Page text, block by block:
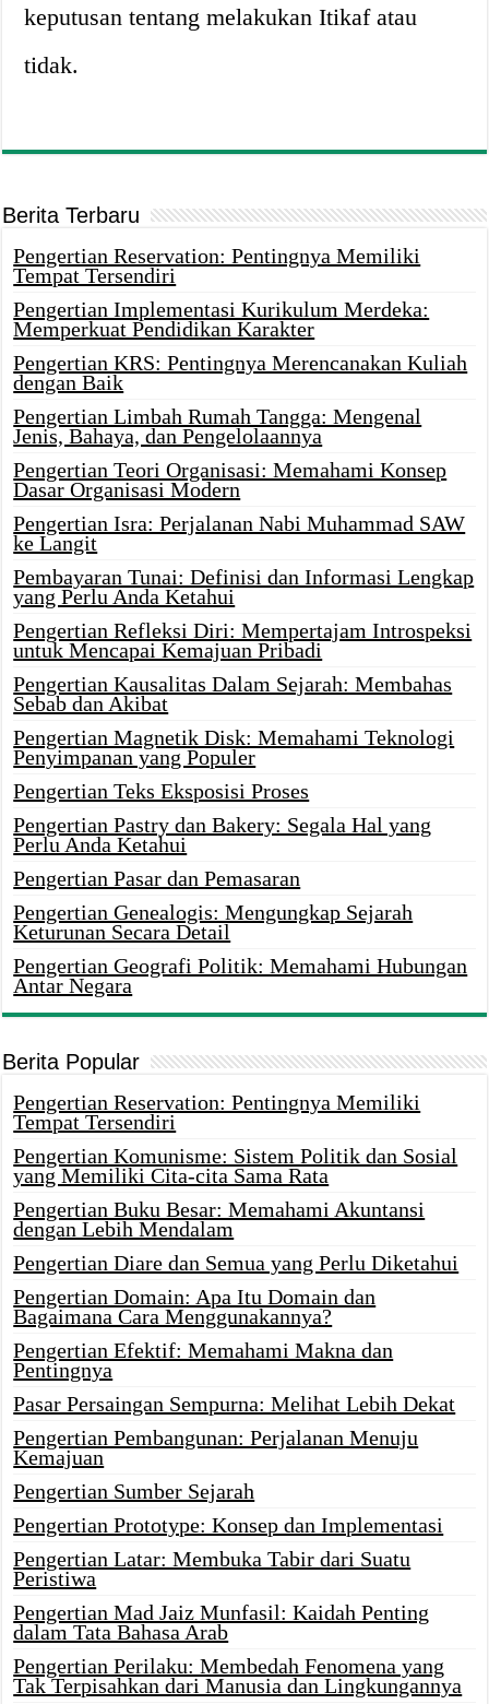
keputusan tentang melakukan Itikaf atau
tidak.
Berita Terbaru
Pengertian Reservation: Pentingnya Memiliki
Tempat Tersendiri
Pengertian Implementasi Kurikulum Merdeka:
Memperkuat Pendidikan Karakter
Pengertian KRS: Pentingnya Merencanakan Kuliah
dengan Baik
Pengertian Limbah Rumah Tangga: Mengenal
Jenis, Bahaya, dan Pengelolaannya
Pengertian Teori Organisasi: Memahami Konsep
Dasar Organisasi Modern
Pengertian Isra: Perjalanan Nabi Muhammad SAW
ke Langit
Pembayaran Tunai: Definisi dan Informasi Lengkap
yang Perlu Anda Ketahui
Pengertian Refleksi Diri: Mempertajam Introspeksi
untuk Mencapai Kemajuan Pribadi
Pengertian Kausalitas Dalam Sejarah: Membahas
Sebab dan Akibat
Pengertian Magnetik Disk: Memahami Teknologi
Penyimpanan yang Populer
Pengertian Teks Eksposisi Proses
Pengertian Pastry dan Bakery: Segala Hal yang
Perlu Anda Ketahui
Pengertian Pasar dan Pemasaran
Pengertian Genealogis: Mengungkap Sejarah
Keturunan Secara Detail
Pengertian Geografi Politik: Memahami Hubungan
Antar Negara
Berita Popular
Pengertian Reservation: Pentingnya Memiliki
Tempat Tersendiri
Pengertian Komunisme: Sistem Politik dan Sosial
yang Memiliki Cita-cita Sama Rata
Pengertian Buku Besar: Memahami Akuntansi
dengan Lebih Mendalam
Pengertian Diare dan Semua yang Perlu Diketahui
Pengertian Domain: Apa Itu Domain dan
Bagaimana Cara Menggunakannya?
Pengertian Efektif: Memahami Makna dan
Pentingnya
Pasar Persaingan Sempurna: Melihat Lebih Dekat
Pengertian Pembangunan: Perjalanan Menuju
Kemajuan
Pengertian Sumber Sejarah
Pengertian Prototype: Konsep dan Implementasi
Pengertian Latar: Membuka Tabir dari Suatu
Peristiwa
Pengertian Mad Jaiz Munfasil: Kaidah Penting
dalam Tata Bahasa Arab
Pengertian Perilaku: Membedah Fenomena yang
Tak Terpisahkan dari Manusia dan Lingkungannya